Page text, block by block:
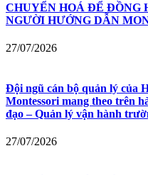
CHUYỂN HOÁ ĐỂ ĐỒNG
NGƯỜI HƯỚNG DẪN
27/07/2026
Đội ngũ cán bộ quản lý của
Montessori mang theo trên
đạo – Quản lý vận hành
27/07/2026